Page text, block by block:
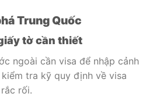
Trung Quốc
tờ cần thiết
ngoài cần visa để nhập cảnh
kiểm tra kỹ quy định về visa
rối.